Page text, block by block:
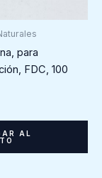
para
FDC, 100
AL